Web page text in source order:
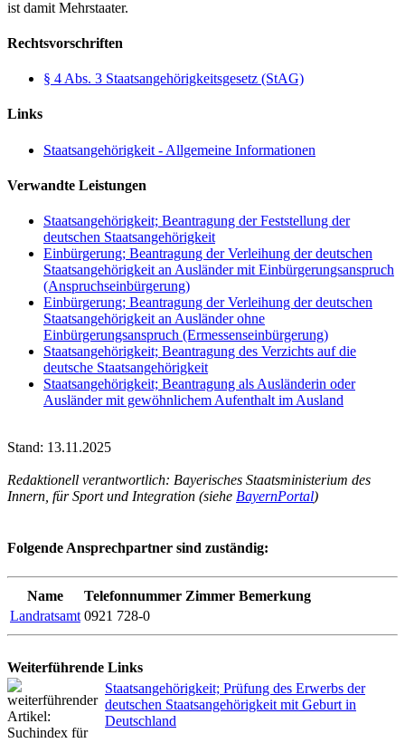
ist damit Mehrstaater.
Rechtsvorschriften
§ 4 Abs. 3 Staatsangehörigkeitsgesetz (StAG)
Links
Staatsangehörigkeit - Allgemeine Informationen
Verwandte Leistungen
Staatsangehörigkeit; Beantragung der Feststellung der
deutschen Staatsangehörigkeit
Einbürgerung; Beantragung der Verleihung der deutschen
Staatsangehörigkeit an Ausländer mit Einbürgerungsanspruch
(Anspruchseinbürgerung)
Einbürgerung; Beantragung der Verleihung der deutschen
Staatsangehörigkeit an Ausländer ohne
Einbürgerungsanspruch (Ermessenseinbürgerung)
Staatsangehörigkeit; Beantragung des Verzichts auf die
deutsche Staatsangehörigkeit
Staatsangehörigkeit; Beantragung als Ausländerin oder
Ausländer mit gewöhnlichem Aufenthalt im Ausland
Stand: 13.11.2025
Redaktionell verantwortlich: Bayerisches Staatsministerium des
Innern, für Sport und Integration (siehe BayernPortal)
Folgende Ansprechpartner sind zuständig:
Name Telefonnummer Zimmer Bemerkung
Landratsamt 0921 728-0
Weiterführende Links
Staatsangehörigkeit; Prüfung des Erwerbs der
deutschen Staatsangehörigkeit mit Geburt in
Deutschland